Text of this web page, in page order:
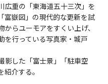
広重の「東海道五十三次」を
富嶽図」の現代的な更新を試
らユーモアをすくい上げ、
を行っている写真家・城戸
影した「富士景」「駐車空
介する。